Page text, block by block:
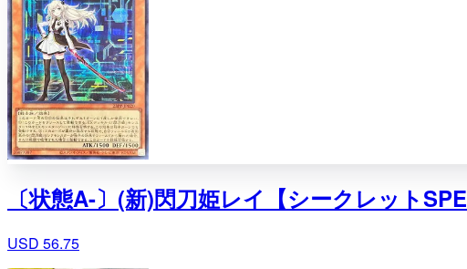
〔状態A-〕(新)閃刀姫レイ【シークレット
USD 56.75